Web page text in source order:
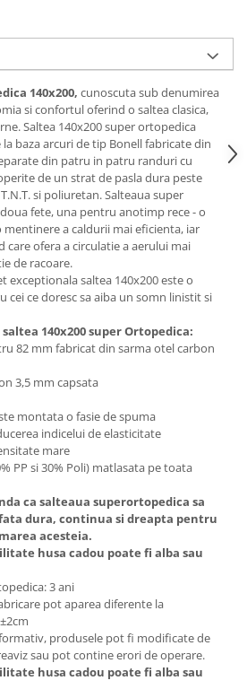
dormitor
140x200, cunoscuta sub denumirea
si confortul oferind o saltea clasica,
Saltea 140x200 super ortopedica
baza arcuri de tip Bonell fabricate din
din patru in patru randuri cu
de un strat de pasla dura peste
si poliuretan. Salteaua super
fete, una pentru anotimp rece - o
a caldurii mai eficienta, iar
ofera a circulatie a aerului mai
de racoare.
exceptionala saltea 140x200 este o
cei ce doresc sa aiba un somn linistit si
140x200super Ortopedica:
82 mm fabricat din sarma otel carbon
3,5 mm capsata
montata o fasie de spuma
indicelui de elasticitate
mare
PP si 30% Poli) matlasata pe toata
ca salteaua superortopedica sa
dura, continua si dreapta pentru
acesteia.
husa cadou poate fi alba sau
3 ani
pot aparea diferente la
produsele pot fi modificate de
sau pot contine erori de operare.
husa cadou poate fi alba sau